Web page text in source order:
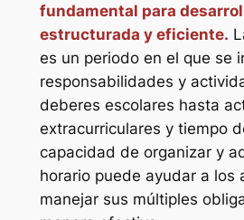
fundamental para
estructurada y eficiente.
es un periodo en el que se
responsabilidades y
deberes escolares hasta
extracurriculares y tiempo
capacidad de organizar y
horario puede ayudar a los
manejar sus múltiples